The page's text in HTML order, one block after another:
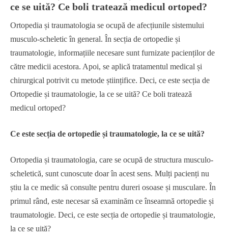
ce se uită? Ce boli tratează medicul ortoped?
Ortopedia și traumatologia se ocupă de afecțiunile sistemului
musculo-scheletic în general. În secția de ortopedie și
traumatologie, informațiile necesare sunt furnizate pacienților de
către medicii acestora. Apoi, se aplică tratamentul medical și
chirurgical potrivit cu metode științifice. Deci, ce este secția de
Ortopedie și traumatologie, la ce se uită? Ce boli tratează
medicul ortoped?
Ce este secția de ortopedie și traumatologie, la ce se uită?
Ortopedia și traumatologia, care se ocupă de structura musculo-
scheletică, sunt cunoscute doar în acest sens. Mulți pacienți nu
știu la ce medic să consulte pentru dureri osoase și musculare. În
primul rând, este necesar să examinăm ce înseamnă ortopedie și
traumatologie. Deci, ce este secția de ortopedie și traumatologie,
la ce se uită?